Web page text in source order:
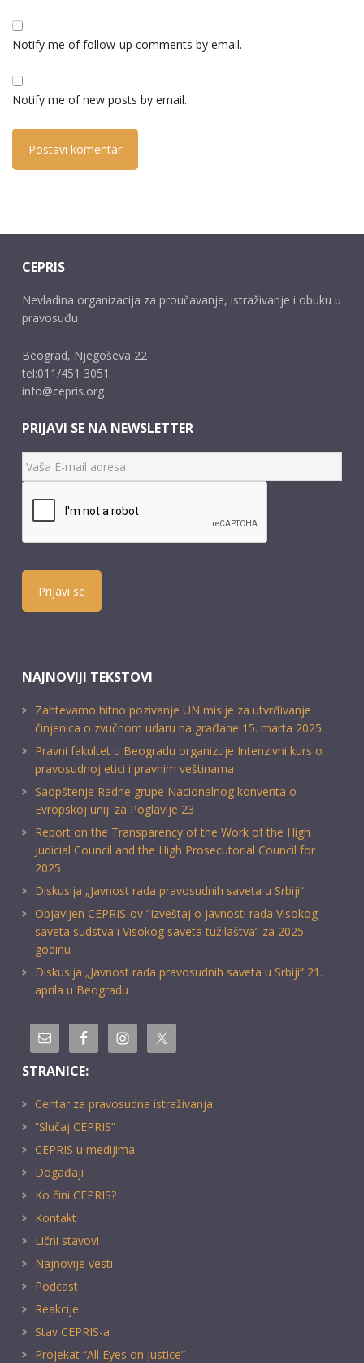
Notify me of follow-up comments by email.
Notify me of new posts by email.
CEPRIS
Nevladina organizacija za proučavanje, istraživanje i obuku u
pravosuđu
Beograd, Njegoševa 22
tel:011/451 3051
info@cepris.org
PRIJAVI SE NA NEWSLETTER
Prijavi se
NAJNOVIJI TEKSTOVI
Zahtevamo hitno pozivanje UN misije za utvrđivanje
činjenica o zvučnom udaru na građane 15. marta 2025.
Pravni fakultet u Beogradu organizuje Intenzivni kurs o
pravosudnoj etici i pravnim veštinama
Saopštenje Radne grupe Nacionalnog konventa o
Evropskoj uniji za Poglavlje 23
Report on the Transparency of the Work of the High
Judicial Council and the High Prosecutorial Council for
2025
Diskusija „Javnost rada pravosudnih saveta u Srbiji“
Objavljen CEPRIS-ov “Izveštaj o javnosti rada Visokog
saveta sudstva i Visokog saveta tužilaštva” za 2025.
godinu
Diskusija „Javnost rada pravosudnih saveta u Srbiji” 21.
aprila u Beogradu
STRANICE:
Centar za pravosudna istraživanja
“Slučaj CEPRIS”
CEPRIS u medijima
Događaji
Ko čini CEPRIS?
Kontakt
Lični stavovi
Najnovije vesti
Podcast
Reakcije
Stav CEPRIS-a
Projekat “All Eyes on Justice”